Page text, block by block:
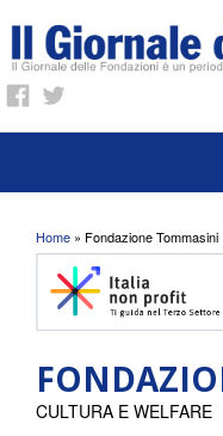
Tu sei qui
Home » Fondazione Tommasini
CULTURA E WELFARE